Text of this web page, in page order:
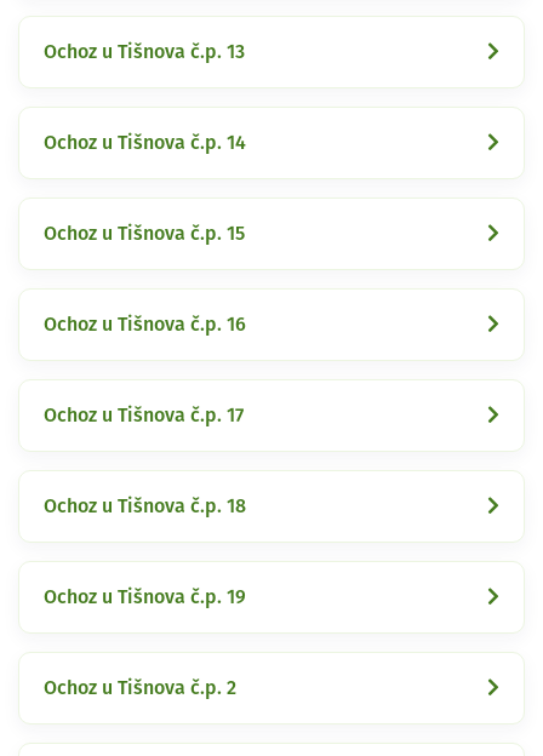
Ochoz u Tišnova č.p. 13
Ochoz u Tišnova č.p. 14
Ochoz u Tišnova č.p. 15
Ochoz u Tišnova č.p. 16
Ochoz u Tišnova č.p. 17
Ochoz u Tišnova č.p. 18
Ochoz u Tišnova č.p. 19
Ochoz u Tišnova č.p. 2